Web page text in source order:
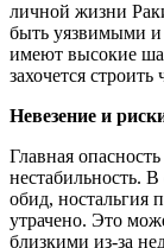
личной жизни
быть уязвимыми и
имеют высокие
захочется
Невезение и
Главная
нестабильность.
обид, ностальгия
утрачено. Это
близкими из-за